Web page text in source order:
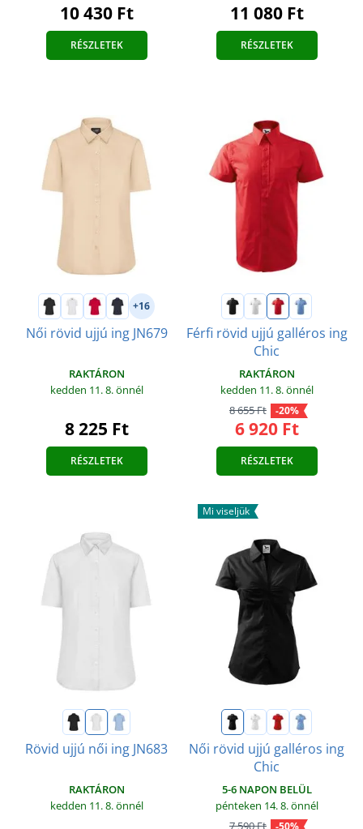
10 430 Ft
RÉSZLETEK
11 080 Ft
RÉSZLETEK
+16
Női rövid ujjú ing JN679
RAKTÁRON
kedden 11. 8.önnél
8 225 Ft
RÉSZLETEK
Férfi rövid ujjú galléros ing
Chic
RAKTÁRON
kedden 11. 8.önnél
8 655 Ft
-20%
6 920 Ft
RÉSZLETEK
Rövid ujjú női ing JN683
RAKTÁRON
kedden 11. 8.önnél
Mi viseljük
Női rövid ujjú galléros ing
Chic
5-6 NAPON BELÜL
pénteken 14. 8.önnél
7 590 Ft
-50%